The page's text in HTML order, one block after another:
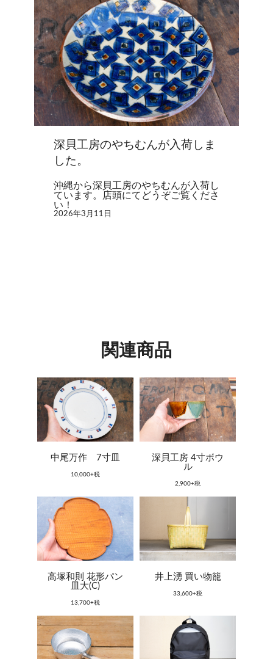
深貝工房のやちむんが入荷しま
した。
沖縄から深貝工房のやちむんが入荷し
ています。店頭にてどうぞご覧くださ
い！
2026年3月11日
関連商品
中尾万作 7寸皿
10,000+税
深貝工房 4寸ボウ
ル
2,900+税
高塚和則 花形パン
皿大(C)
13,700+税
井上湧 買い物籠
33,600+税